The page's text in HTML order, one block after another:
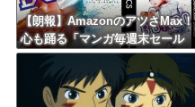
【朗報】AmazonのアツさMax！
心も踊る「マンガ毎週末セール
（50%還元）」2日目襲来！